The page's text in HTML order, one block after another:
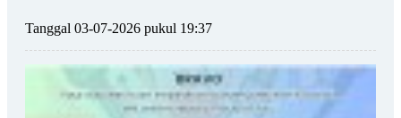
Tanggal 03-07-2026 pukul 19:37